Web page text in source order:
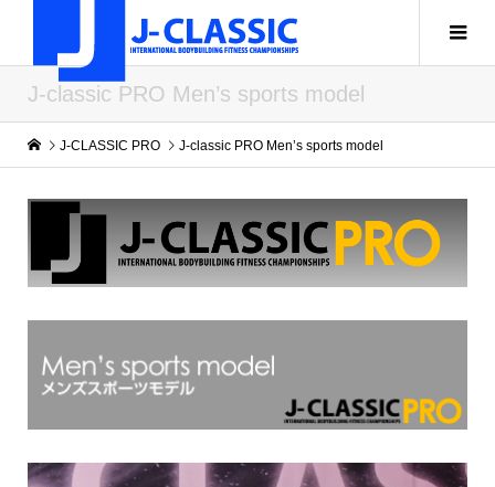
J-classic PRO Men’s sports model
J-CLASSIC PRO J-classic PRO Men’s sports model